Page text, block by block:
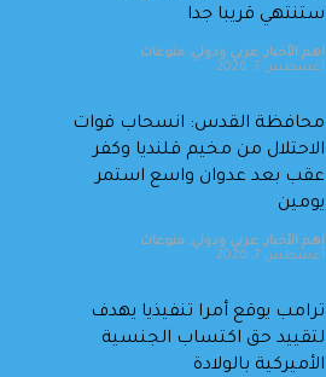
ستنتهي قريبا جدا
اهم الأخبار, عربي ودولي, منوعات
أغسطس 7, 2026
محافظة القدس: انسحاب قوات
الاحتلال من مخيم قلنديا وكفر
عقب بعد عدوان واسع استمر
يومين
اهم الأخبار, عربي ودولي, منوعات
أغسطس 7, 2026
ترامب يوقع أمرا تنفيذيا يهدف
لتقييد حق اكتساب الجنسية
الأميركية بالولادة